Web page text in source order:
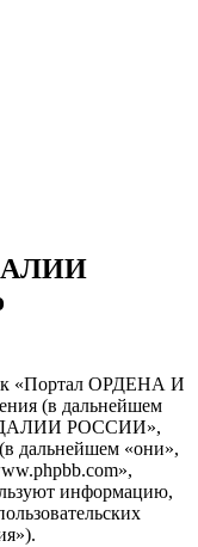
«Портал ОРДЕНА И
(в дальнейшем
РОССИИ»,
дальнейшем «они»,
информацию,